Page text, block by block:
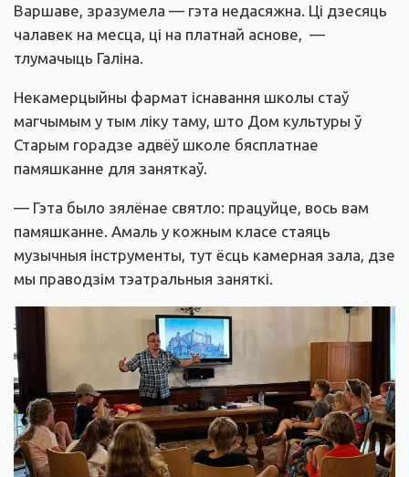
Варшаве, зразумела — гэта недасяжна. Ці дзесяць
чалавек на месца, ці на платнай аснове, —
тлумачыць Галіна.
Некамерцыйны фармат існавання школы стаў
магчымым у тым ліку таму, што Дом культуры ў
Старым горадзе адвёў школе бясплатнае
памяшканне для заняткаў.
— Гэта было зялёнае святло: працуйце, вось вам
памяшканне. Амаль у кожным класе стаяць
музычныя інструменты, тут ёсць камерная зала, дзе
мы праводзім тэатральныя заняткі.